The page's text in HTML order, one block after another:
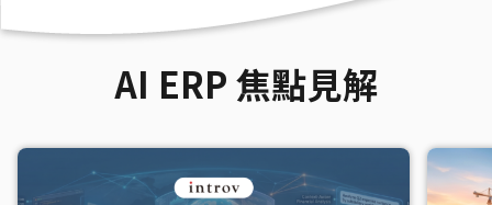
AI ERP 焦點見解